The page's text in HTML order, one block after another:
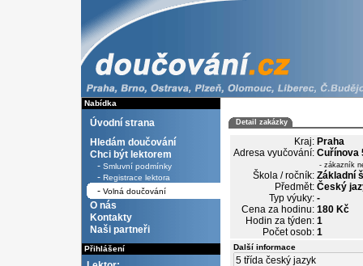
Nabídka
Úvodní strana
Hledám doučování
Chci být lektorem
- Smluvní podmínky
- Registrace lektora
- Volná doučování
O nás
Kontakty
Naši partneři
Přihlášení
Detail zakázky
Kraj: Praha
Adresa vyučování: Cuřínova
- zákazník
Škola / ročník: Základní
Předmět: Český
Typ výuky: -
Cena za hodinu: 180 Kč
Hodin za týden: 1
Počet osob: 1
Další informace